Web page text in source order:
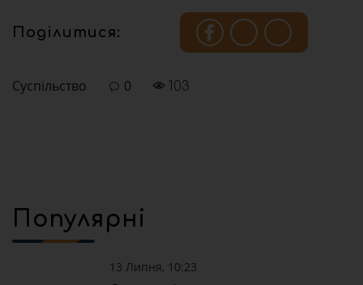
Поділитися:
Суспільство 0 103
Популярні
13 Липня, 10:23